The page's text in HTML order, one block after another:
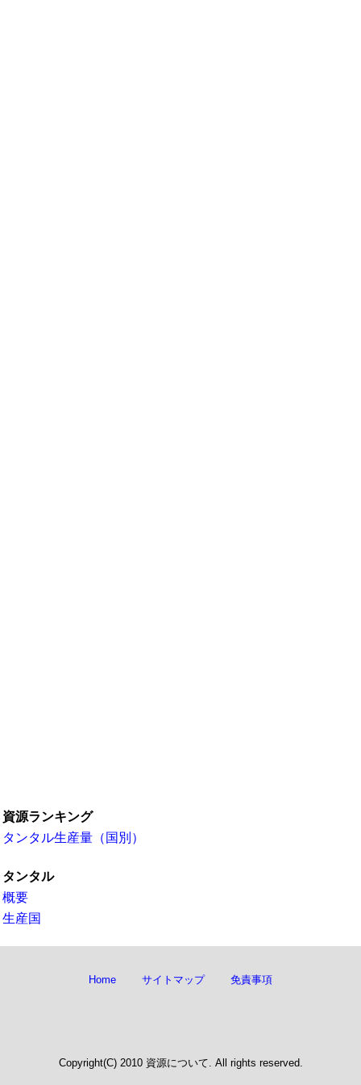
資源ランキング
タンタル生産量（国別）
タンタル
概要
生産国
Home サイトマップ 免責事項
Copyright(C) 2010 資源について. All rights reserved.